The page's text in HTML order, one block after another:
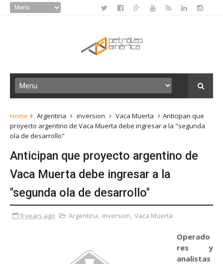
Home Argentina inversion Vaca Muerta
Anticipan que
proyecto argentino de Vaca Muerta debe ingresar a la "segunda
ola de desarrollo"
Anticipan que proyecto argentino de
Vaca Muerta debe ingresar a la
"segunda ola de desarrollo"
9 years ago Argentina, inversion, Vaca Muerta
Operado
res y
analistas